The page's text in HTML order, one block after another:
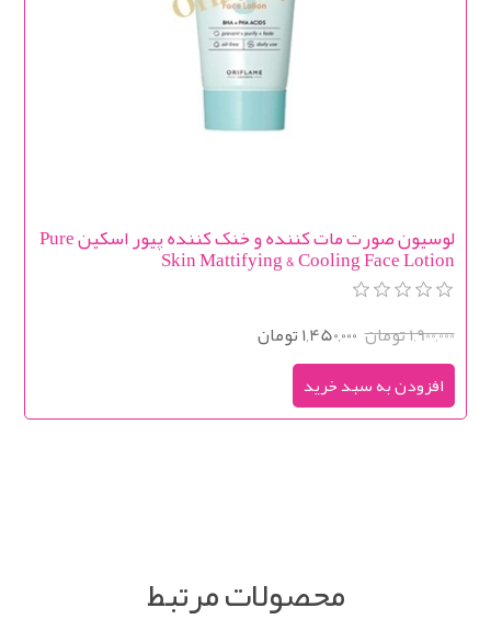
لوسيون صورت مات کننده و خنک کننده پیور اسکین Pure
Skin Mattifying & Cooling Face Lotion
1,900,000 تومان 1,450,000 تومان
محصولات مرتبط